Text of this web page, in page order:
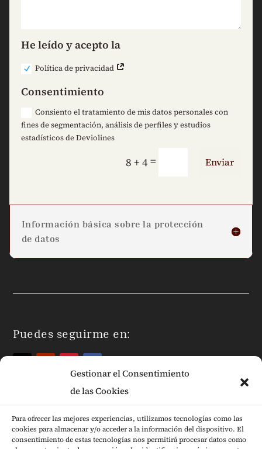
Gestionar el Consentimiento
de las Cookies
Para ofrecer las mejores experiencias, utilizamos tecnologías como las
cookies para almacenar y/o acceder a la información del dispositivo. El
consentimiento de estas tecnologías nos permitirá procesar datos como
He leído y acepto la
Política de privacidad
Consentimiento
Consiento el tratamiento de mis datos personales con
fines de segmentación, análisis de perfiles y estudios
estadísticos de Deviolines
8 + 4= Enviar
Información básica sobre la protección
de datos
Puedes seguirme en:
Páginas Legales